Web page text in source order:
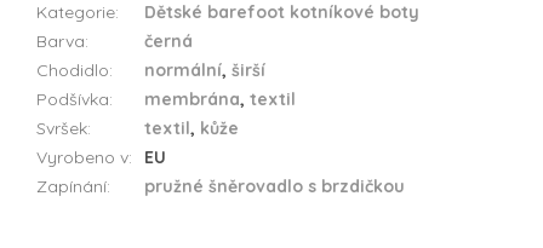
Kategorie:
Dětské barefoot kotníkové boty
Barva:
černá
Chodidlo: normální, širší
Podšívka: membrána, textil
Svršek: textil , kůže
Vyrobeno v:
EU
Zapínání: pružné šněrovadlo s brzdičkou